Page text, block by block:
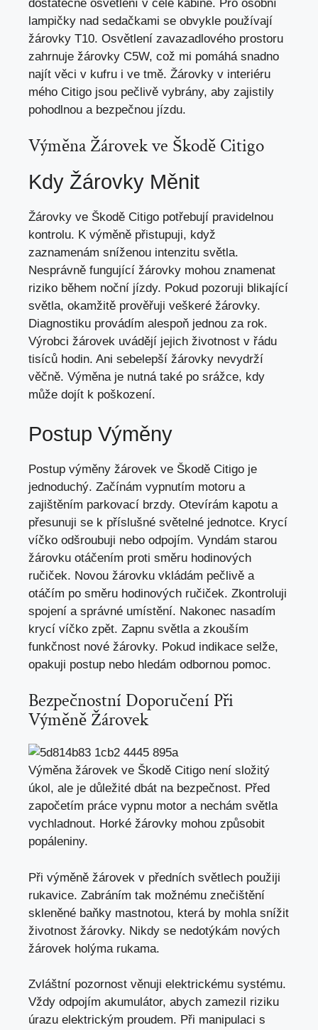
dostatečné osvětlení v celé kabině. Pro osobní
lampičky nad sedačkami se obvykle používají
žárovky T10. Osvětlení zavazadlového prostoru
zahrnuje žárovky C5W, což mi pomáhá snadno
najít věci v kufru i ve tmě. Žárovky v interiéru
mého Citigo jsou pečlivě vybrány, aby zajistily
pohodlnou a bezpečnou jízdu.
Výměna Žárovek ve Škodě Citigo
Kdy Žárovky Měnit
Žárovky ve Škodě Citigo potřebují pravidelnou
kontrolu. K výměně přistupuji, když
zaznamenám sníženou intenzitu světla.
Nesprávně fungující žárovky mohou znamenat
riziko během noční jízdy. Pokud pozoruji blikající
světla, okamžitě prověřuji veškeré žárovky.
Diagnostiku provádím alespoň jednou za rok.
Výrobci žárovek uvádějí jejich životnost v řádu
tisíců hodin. Ani sebelepší žárovky nevydrží
věčně. Výměna je nutná také po srážce, kdy
může dojít k poškození.
Postup Výměny
Postup výměny žárovek ve Škodě Citigo je
jednoduchý. Začínám vypnutím motoru a
zajištěním parkovací brzdy. Otevírám kapotu a
přesunuji se k příslušné světelné jednotce. Krycí
víčko odšroubuji nebo odpojím. Vyndám starou
žárovku otáčením proti směru hodinových
ručiček. Novou žárovku vkládám pečlivě a
otáčím po směru hodinových ručiček. Zkontroluji
spojení a správné umístění. Nakonec nasadím
krycí víčko zpět. Zapnu světla a zkouším
funkčnost nové žárovky. Pokud indikace selže,
opakuji postup nebo hledám odbornou pomoc.
Bezpečnostní Doporučení Při
Výměně Žárovek
Výměna žárovek ve Škodě Citigo není složitý
úkol, ale je důležité dbát na bezpečnost. Před
započetím práce vypnu motor a nechám světla
vychladnout. Horké žárovky mohou způsobit
popáleniny.
Při výměně žárovek v předních světlech použiji
rukavice. Zabráním tak možnému znečištění
skleněné baňky mastnotou, která by mohla snížit
životnost žárovky. Nikdy se nedotýkám nových
žárovek holýma rukama.
Zvláštní pozornost věnuji elektrickému systému.
Vždy odpojím akumulátor, abych zamezil riziku
úrazu elektrickým proudem. Při manipulaci s